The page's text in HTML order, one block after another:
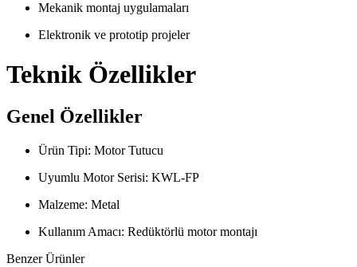
Mekanik montaj uygulamaları
Elektronik ve prototip projeler
Teknik Özellikler
Genel Özellikler
Ürün Tipi: Motor Tutucu
Uyumlu Motor Serisi: KWL-FP
Malzeme: Metal
Kullanım Amacı: Redüktörlü motor montajı
Benzer Ürünler